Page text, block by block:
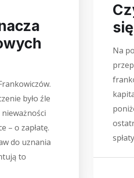
było źle
– o zapłatę.
do uznania
to
Na